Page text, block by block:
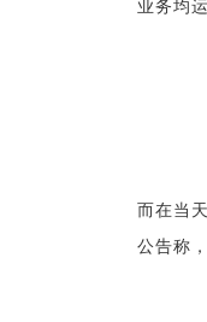
业务均
而在当
公告称